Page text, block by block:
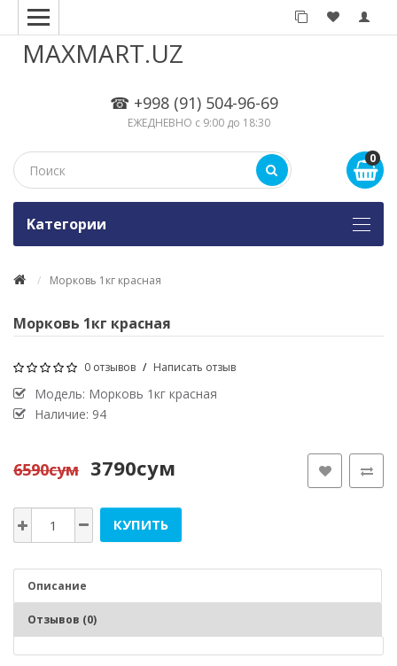
MAXMART.UZ
☎ +998 (91) 504-96-69
ЕЖЕДНЕВНО с 9:00 до 18:30
0
Kатегории
Морковь 1кг красная
Морковь 1кг красная
0 отзывов / Написать отзыв
Модель: Морковь 1кг красная
Наличие: 94
6590сум 3790сум
КУПИТЬ
Описание
Отзывов (0)